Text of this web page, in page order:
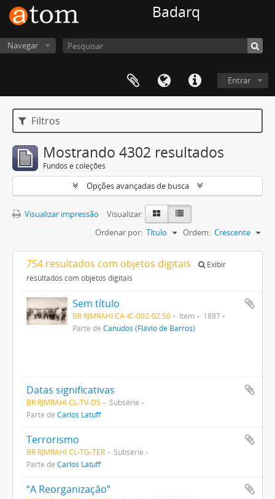
Badarq
Navegar
Entrar
Filtros
Mostrando 4302 resultados
Fundos e coleções
Opções avançadas de busca
Visualizar impressão
Visualizar:
Ordenar por: Título Ordem: Crescente
754 resultados com objetos digitais
Exibir
resultados com objetos digitais
Sem título
BR RJMRAHI CA-IC-002-02.50 Item
1897
Parte de Canudos (Flávio de Barros)
Datas significativas
BR RJMRAHI CL-TV-DS
Subsérie
Parte de Carlos Latuff
Terrorismo
BR RJMRAHI CL-TG-TER
Subsérie
Parte de Carlos Latuff
“A Reorganização”